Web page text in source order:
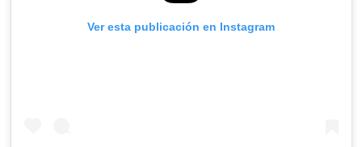
Ver esta publicación en Instagram